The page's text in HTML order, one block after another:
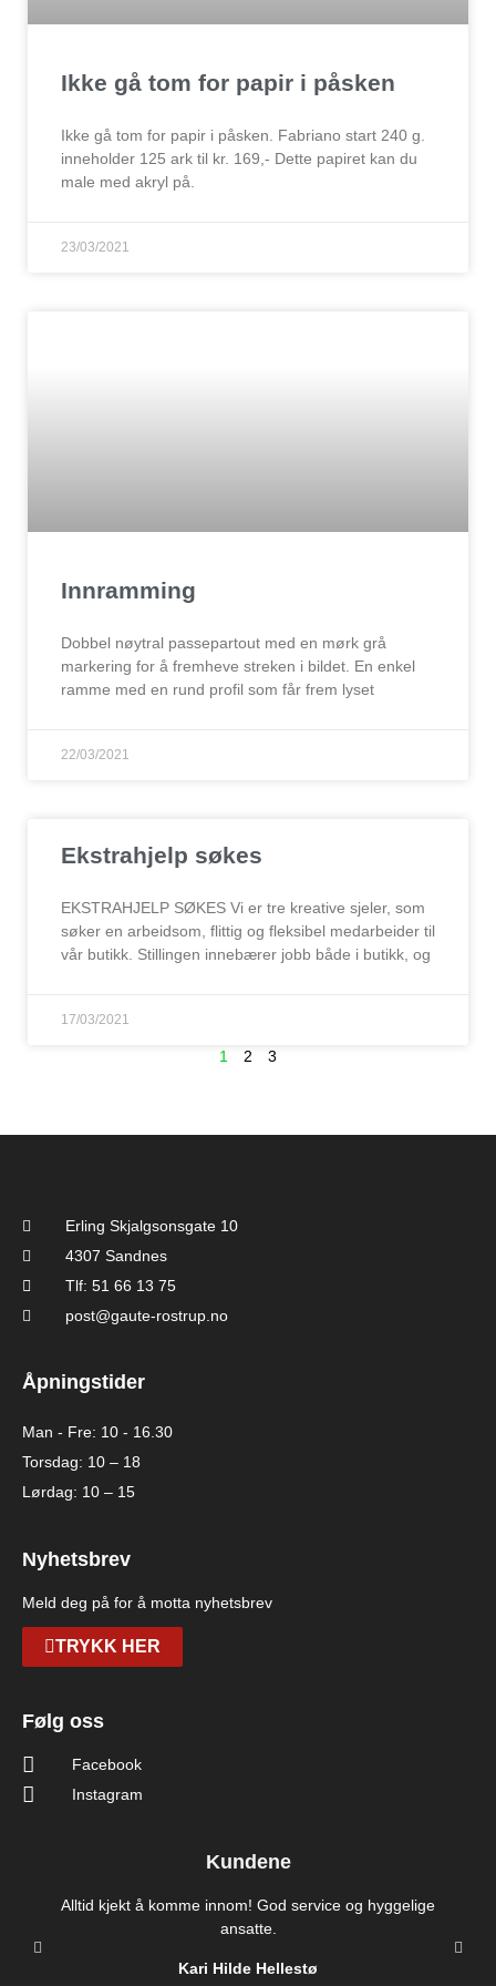
Ikke gå tom for papir i påsken
Ikke gå tom for papir i påsken. Fabriano start 240 g.
inneholder 125 ark til kr. 169,- Dette papiret kan du
male med akryl på.
23/03/2021
Innramming
Dobbel nøytral passepartout med en mørk grå
markering for å fremheve streken i bildet. En enkel
ramme med en rund profil som får frem lyset
22/03/2021
Ekstrahjelp søkes
EKSTRAHJELP SØKES Vi er tre kreative sjeler, som
søker en arbeidsom, flittig og fleksibel medarbeider til
vår butikk. Stillingen innebærer jobb både i butikk, og
17/03/2021
1 2 3
Erling Skjalgsonsgate 10
4307 Sandnes
Tlf: 51 66 13 75
post@gaute-rostrup.no
Åpningstider
Man - Fre: 10 - 16.30
Torsdag: 10 – 18
Lørdag: 10 – 15
Nyhetsbrev
Meld deg på for å motta nyhetsbrev
TRYKK HER
Følg oss
Facebook
Instagram
Kundene
Alltid kjekt å komme innom! God service og hyggelige
ansatte.
Kari Hilde Hellestø